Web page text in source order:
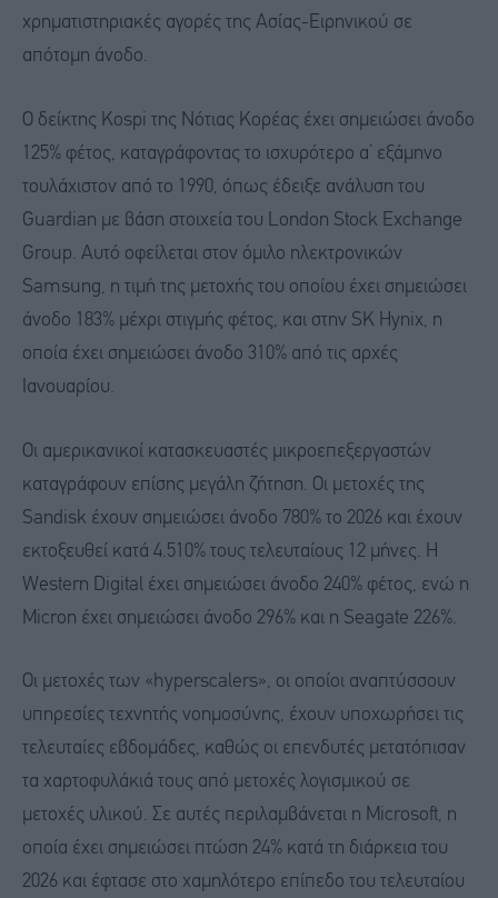
χρηματιστηριακές αγορές της Ασίας-Ειρηνικού σε
απότομη άνοδο.
Ο δείκτης Kospi της Νότιας Κορέας έχει σημειώσει άνοδο
125% φέτος, καταγράφοντας το ισχυρότερο α’ εξάμηνο
τουλάχιστον από το 1990, όπως έδειξε ανάλυση του
Guardian με βάση στοιχεία του London Stock Exchange
Group. Αυτό οφείλεται στον όμιλο ηλεκτρονικών
Samsung, η τιμή της μετοχής του οποίου έχει σημειώσει
άνοδο 183% μέχρι στιγμής φέτος, και στην SK Hynix, η
οποία έχει σημειώσει άνοδο 310% από τις αρχές
Ιανουαρίου.
Οι αμερικανικοί κατασκευαστές μικροεπεξεργαστών
καταγράφουν επίσης μεγάλη ζήτηση. Οι μετοχές της
Sandisk έχουν σημειώσει άνοδο 780% το 2026 και έχουν
εκτοξευθεί κατά 4.510% τους τελευταίους 12 μήνες. Η
Western Digital έχει σημειώσει άνοδο 240% φέτος, ενώ η
Micron έχει σημειώσει άνοδο 296% και η Seagate 226%.
Οι μετοχές των «hyperscalers», οι οποίοι αναπτύσσουν
υπηρεσίες τεχνητής νοημοσύνης, έχουν υποχωρήσει τις
τελευταίες εβδομάδες, καθώς οι επενδυτές μετατόπισαν
τα χαρτοφυλάκιά τους από μετοχές λογισμικού σε
μετοχές υλικού. Σε αυτές περιλαμβάνεται η Microsoft, η
οποία έχει σημειώσει πτώση 24% κατά τη διάρκεια του
2026 και έφτασε στο χαμηλότερο επίπεδο του τελευταίου